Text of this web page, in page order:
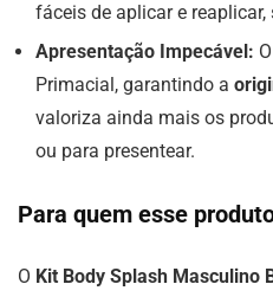
fáceis de aplicar e reaplicar,
Apresentação Impecável:
Primacial, garantindo a
valoriza ainda mais os
ou para presentear.
Para quem esse
O Kit Body Splash Masculino